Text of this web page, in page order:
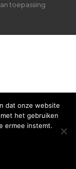
toepassing
dat onze website
het gebruiken
ermee instemt.